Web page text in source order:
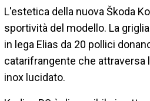
L'estetica della nuova Škoda
sportività del modello. La
in lega Elias da 20 pollici
catarifrangente che attraversa
inox lucidato.